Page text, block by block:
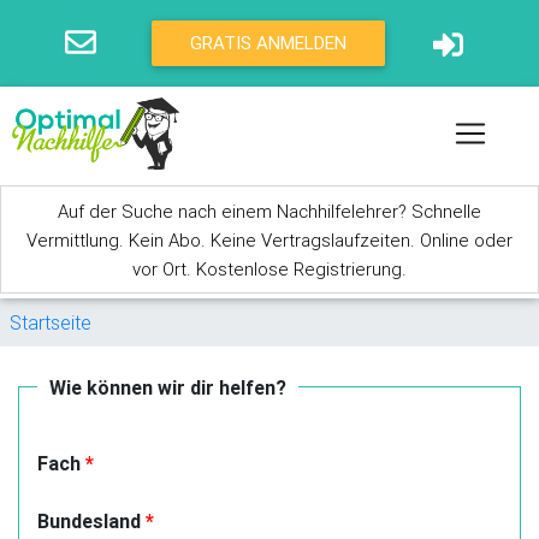
GRATIS ANMELDEN
Auf der Suche nach einem Nachhilfelehrer? Schnelle
Vermittlung. Kein Abo. Keine Vertragslaufzeiten. Online oder
vor Ort. Kostenlose Registrierung.
Sie sind hier
Startseite
Wie können wir dir helfen?
Fach *
Bundesland *